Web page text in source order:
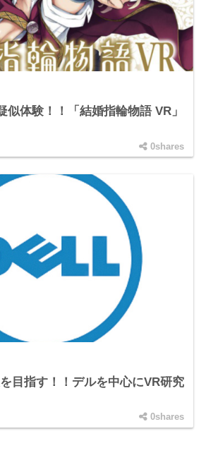
似体験！！「結婚指輪物語 VR」
0shares
目指す！！デルを中心にVR研究
0shares